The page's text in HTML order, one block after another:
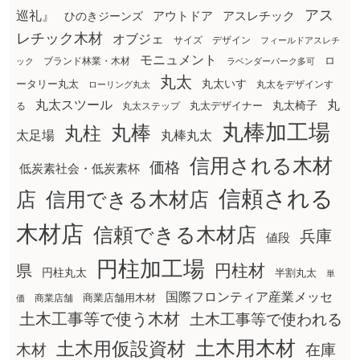
巡礼』
ひのきジーンズ アウトドア アスレチック
アス
レチック木材
オブジェ サイズ デザイン フィールドアスレチ
ック ブランド林業・木材 モニュメント ラベンダーパーク多可
ロ
ータリー丸太
ローリング丸太 丸太 丸太いす
丸太をデザインす
る
丸太スツール 丸太ステップ 丸太デザイナー 丸太椅子 丸
太足場 丸柱 丸棒 丸棒丸太 丸棒加工場
低炭素社会・低炭素杯 価格
信用される木材
店 信用できる木材店 信頼される
木材店 信頼できる木材店 値段
兵庫
県
円柱丸太 円柱加工場 円柱材 半割丸太 単
価 商業店舗 商業店舗用木材 国際フロンティア産業メッセ
土木工事等で使う木材
土木工事等で使われる
木材
土木用仮設資材 土木用木材 在庫